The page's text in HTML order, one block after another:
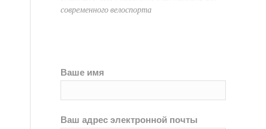
современного велоспорта
Ваше имя
Ваш адрес электронной почты